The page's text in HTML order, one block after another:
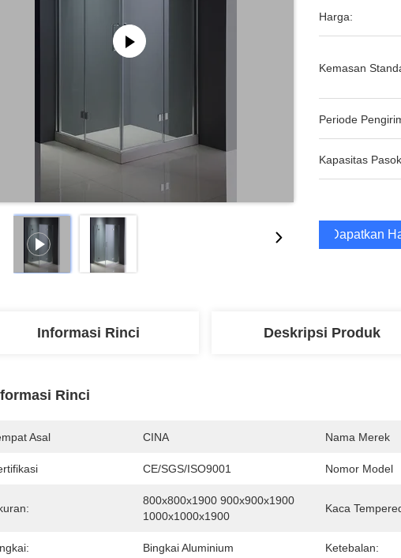
Harga:
Kemasan
Periode
Kapasitas
Dapatkan
Informasi Rinci Deskripsi Produk
Rinci
Asal CINA Nama Merek
CE/SGS/ISO9001 Nomor Model
800x800x1900 900x900x1900
1000x1000x1900
Kaca
Bingkai Aluminium Ketebalan: